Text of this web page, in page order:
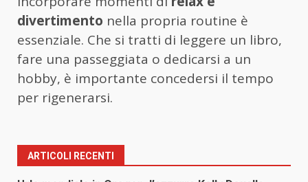
divertimento nella propria routine è
essenziale. Che si tratti di leggere un libro,
fare una passeggiata o dedicarsi a un
hobby, è importante concedersi il tempo
per rigenerarsi.
ARTICOLI RECENTI